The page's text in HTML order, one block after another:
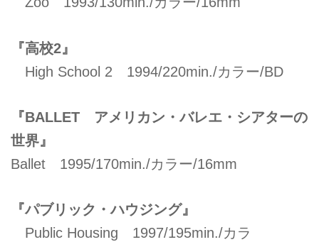
『高校2』
High School 2 1994/220min./カラー/BD
『BALLET アメリカン・バレエ・シアターの
世界』
Ballet 1995/170min./カラー/16mm
『パブリック・ハウジング』
Public Housing 1997/195min./カラ